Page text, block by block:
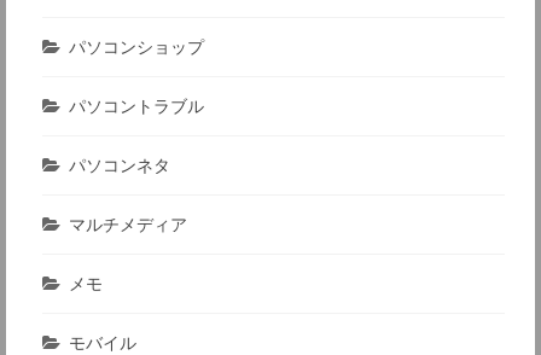
パソコンショップ
パソコントラブル
パソコンネタ
マルチメディア
メモ
モバイル